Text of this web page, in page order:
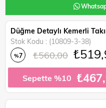
Düğme Detaylı Kemerli
Stok Kodu
(10809-3-38)
%7 ₺560,00
Sepette %10